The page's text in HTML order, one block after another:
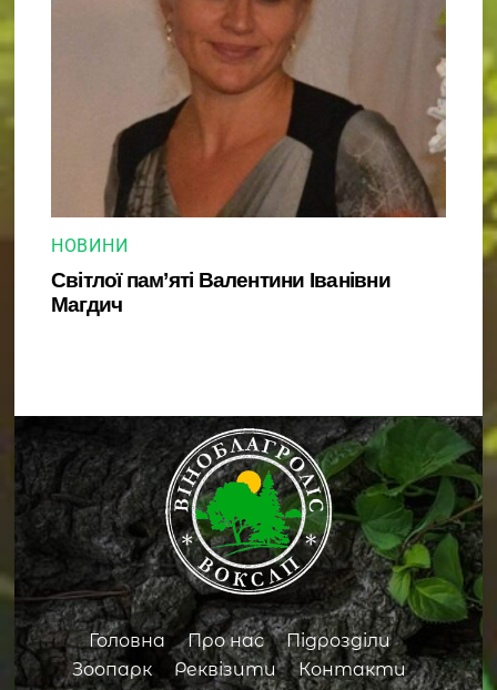
НОВИНИ
Світлої пам’яті Валентини Іванівни
Магдич
Back
To
Top
Головна Про нас
Підрозділи
Зоопарк
Реквізити Контакти